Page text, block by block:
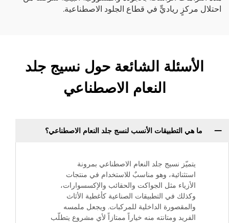
احتلال مركزٍ رياديٍّ في قطاع الجلود الاصطناعية.
الأسئلة الشائعة حول نسيج جلد
النعام الاصطناعي
ما هي التطبيقات الأنسب لنسج جلد النعام الاصطناعي؟
يتميّز نسيج جلد النعام الاصطناعي بمرونة
استثنائية، وهو مناسبٌ للاستخدام في منتجات
الأزياء مثل الجواكت والحقائب والإكسسوارات،
وكذلك في التطبيقات الصناعية كأغطية الأثاث
والمقصورة الداخلية للمركبات. ويجعل ملمسه
الفريد ومتانته منه خياراً ممتازاً لأي مشروع يتطلّب